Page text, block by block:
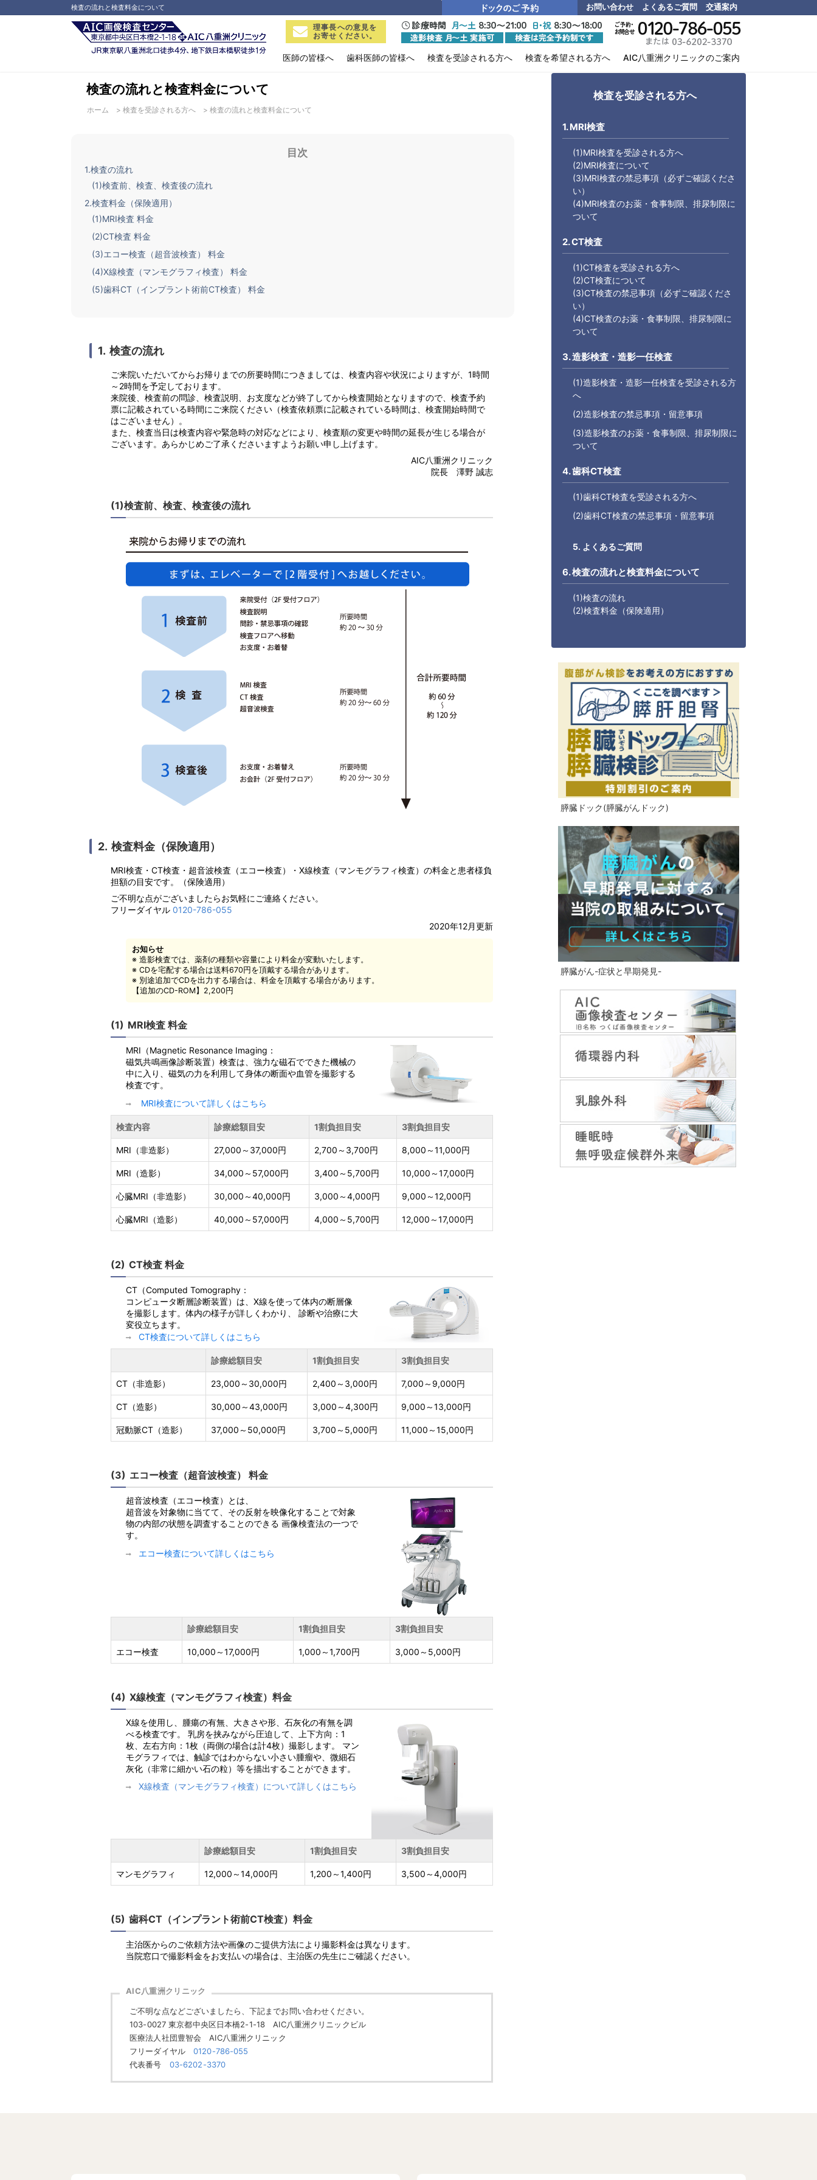
検査の流れと検査料金について 交通案内
よくあるご質問
お問い合わせ
理事長への意見を
お寄せください。
医師の皆様へ 歯科医師の皆様へ 検査を受診される方へ 検査を希望される方へ AIC八重洲クリニックのご案内
検査の流れと検査料金について
ホーム > 検査を受診される方へ > 検査の流れと検査料金について
目次
1.検査の流れ
(1)検査前、検査、検査後の流れ
2.検査料金（保険適用）
(1)MRI検査 料金
(2)CT検査 料金
(3)エコー検査（超音波検査） 料金
(4)X線検査（マンモグラフィ検査） 料金
(5)歯科CT（インプラント術前CT検査） 料金
検査の流れ
ご来院いただいてからお帰りまでの所要時間につきましては、検査内容や状況によりますが、1時間
～2時間を予定しております。
来院後、検査前の問診、検査説明、お支度などが終了してから検査開始となりますので、検査予約
票に記載されている時間にご来院ください（検査依頼票に記載されている時間は、検査開始時間で
はございません）。
また、検査当日は検査内容や緊急時の対応などにより、検査順の変更や時間の延長が生じる場合が
ございます。あらかじめご了承くださいますようお願い申し上げます。
AIC八重洲クリニック
院長 澤野 誠志
(1)検査前、検査、検査後の流れ
検査料金（保険適用）
MRI検査・CT検査・超音波検査（エコー検査）・X線検査（マンモグラフィ検査）の料金と患者様負
担額の目安です。（保険適用）
ご不明な点がございましたらお気軽にご連絡ください。
フリーダイヤル 0120-786-055
2020年12月更新
お知らせ
※ 造影検査では、薬剤の種類や容量により料金が変動いたします。
※ CDを宅配する場合は送料670円を頂戴する場合があります。
※ 別途追加でCDを出力する場合は、料金を頂戴する場合があります。
【追加のCD-ROM】2,200円
MRI検査 料金
MRI（Magnetic Resonance Imaging：
磁気共鳴画像診断装置）検査は、強力な磁石でできた機械の
中に入り、磁気の力を利用して身体の断面や血管を撮影する
検査です。
MRI検査について詳しくはこちら
検査内容 診療総額目安 1割負担目安 3割負担目安
MRI（非造影） 27,000～37,000円 2,700～3,700円 8,000～11,000円
MRI（造影） 34,000～57,000円 3,400～5,700円 10,000～17,000円
心臓MRI（非造影） 30,000～40,000円 3,000～4,000円 9,000～12,000円
心臓MRI（造影） 40,000～57,000円 4,000～5,700円 12,000～17,000円
CT検査 料金
CT（Computed Tomography：
コンピュータ断層診断装置）は、X線を使って体内の断層像
を撮影します。体内の様子が詳しくわかり、 診断や治療に大
変役立ちます。
CT検査について詳しくはこちら
診療総額目安 1割負担目安 3割負担目安
CT（非造影） 23,000～30,000円 2,400～3,000円 7,000～9,000円
CT（造影） 30,000～43,000円 3,000～4,300円 9,000～13,000円
冠動脈CT（造影） 37,000～50,000円 3,700～5,000円 11,000～15,000円
エコー検査（超音波検査） 料金
超音波検査（エコー検査）とは、
超音波を対象物に当てて、その反射を映像化することで対象
物の内部の状態を調査することのできる 画像検査法の一つで
す。
エコー検査について詳しくはこちら
診療総額目安 1割負担目安 3割負担目安
エコー検査 10,000～17,000円 1,000～1,700円 3,000～5,000円
X線検査（マンモグラフィ検査）料金
X線を使用し、腫瘍の有無、大きさや形、石灰化の有無を調
べる検査です。 乳房を挟みながら圧迫して、上下方向：1
枚、左右方向：1枚（両側の場合は計4枚）撮影します。 マン
モグラフィでは、触診ではわからない小さい腫瘤や、微細石
灰化（非常に細かい石の粒）等を描出することができます。
X線検査（マンモグラフィ検査）について詳しくはこちら
診療総額目安 1割負担目安 3割負担目安
マンモグラフィ 12,000～14,000円 1,200～1,400円 3,500～4,000円
歯科CT（インプラント術前CT検査）料金
主治医からのご依頼方法や画像のご提供方法により撮影料金は異なります。
当院窓口で撮影料金をお支払いの場合は、主治医の先生にご確認ください。
AIC八重洲クリニック
ご不明な点などございましたら、下記までお問い合わせください。
103-0027 東京都中央区日本橋2-1-18 AIC八重洲クリニックビル
医療法人社団豊智会 AIC八重洲クリニック
フリーダイヤル0120-786-055
代表番号 03-6202-3370
検査を受診される方へ
1. MRI検査
(1)MRI検査を受診される方へ
(2)MRI検査について
(3)MRI検査の禁忌事項（必ずご確認くださ
い）
(4)MRI検査のお薬・食事制限、排尿制限に
ついて
2. CT検査
(1)CT検査を受診される方へ
(2)CT検査について
(3)CT検査の禁忌事項（必ずご確認くださ
い）
(4)CT検査のお薬・食事制限、排尿制限に
ついて
3. 造影検査・造影一任検査
(1)造影検査・造影一任検査を受診される方
へ
(2)造影検査の禁忌事項・留意事項
(3)造影検査のお薬・食事制限、排尿制限に
ついて
4. 歯科CT検査
(1)歯科CT検査を受診される方へ
(2)歯科CT検査の禁忌事項・留意事項
5. よくあるご質問
6. 検査の流れと検査料金について
(1)検査の流れ
(2)検査料金（保険適用）
膵臓ドック(膵臓がんドック)
膵臓がん-症状と早期発見-